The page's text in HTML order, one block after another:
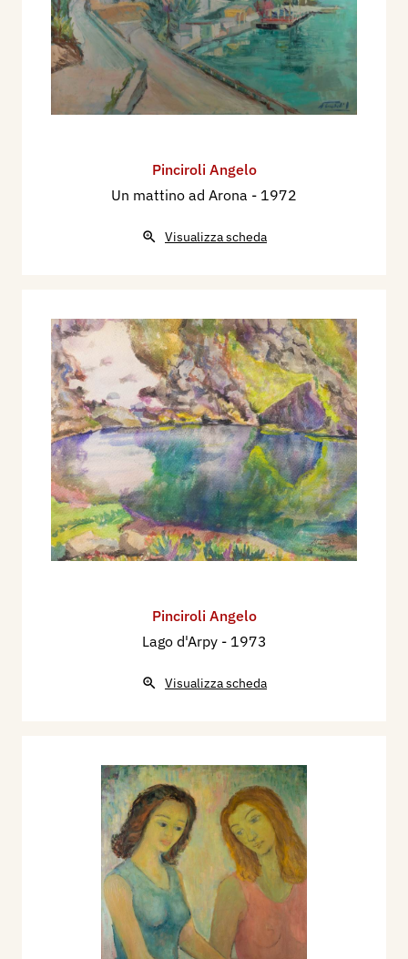
Pinciroli Angelo
Un mattino ad Arona - 1972
Visualizza scheda
Pinciroli Angelo
Lago d'Arpy - 1973
Visualizza scheda